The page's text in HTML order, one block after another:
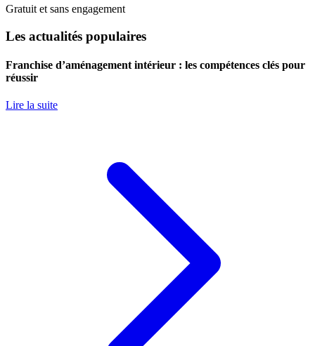
Gratuit et sans engagement
Les actualités populaires
Franchise d’aménagement intérieur : les compétences clés pour
réussir
Lire la suite